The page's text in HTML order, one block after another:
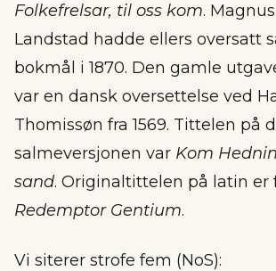
Folkefrelsar, til oss kom.
Landstad hadde ellers oversatt
bokmål i 1870. Den gamle
var en dansk oversettelse ved
Thomissøn fra 1569. Tittelen på
salmeversjonen var Kom
sand. Originaltittelen på latin er
Redemptor Gentium.
Vi siterer strofe fem (NoS):